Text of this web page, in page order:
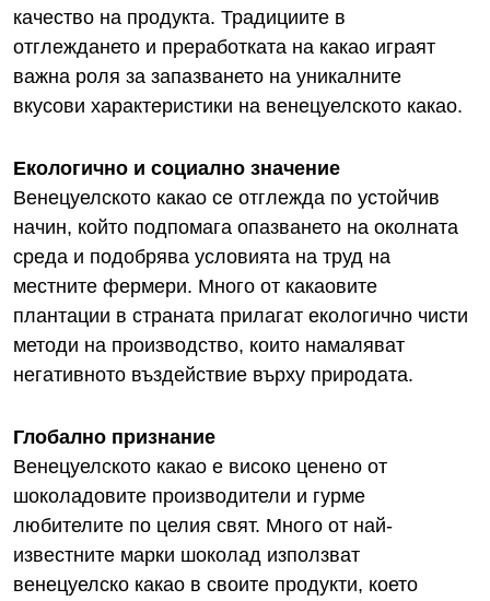
качество на продукта. Традициите в
отглеждането и преработката на какао играят
важна роля за запазването на уникалните
вкусови характеристики на венецуелското какао.
Екологично и социално значение
Венецуелското какао се отглежда по устойчив
начин, който подпомага опазването на околната
среда и подобрява условията на труд на
местните фермери. Много от какаовите
плантации в страната прилагат екологично чисти
методи на производство, които намаляват
негативното въздействие върху природата.
Глобално признание
Венецуелското какао е високо ценено от
шоколадовите производители и гурме
любителите по целия свят. Много от най-
известните марки шоколад използват
венецуелско какао в своите продукти, което